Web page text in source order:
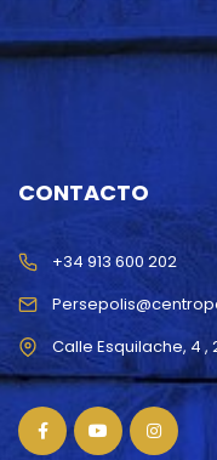
CONTACTO
+34 913 600 202